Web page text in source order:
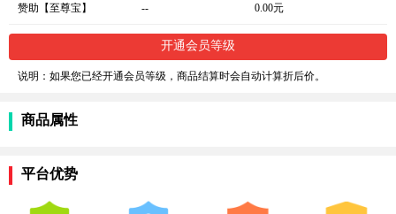
赞助【至尊宝】 -- 0.00元
开通会员等级
说明：如果您已经开通会员等级，商品结算时会自动计算折后价。
商品属性
平台优势